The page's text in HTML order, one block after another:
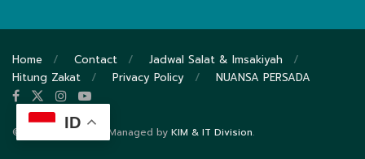
Home Contact
Jadwal Salat & Imsakiyah
Hitung Zakat
Privacy Policy NUANSA PERSADA
© 2020 DPP LDII - Managed by KIM & IT Division.
ID